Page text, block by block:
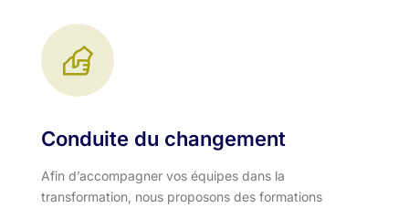
Conduite du changement
Afin d’accompagner vos équipes dans la
transformation, nous proposons des formations